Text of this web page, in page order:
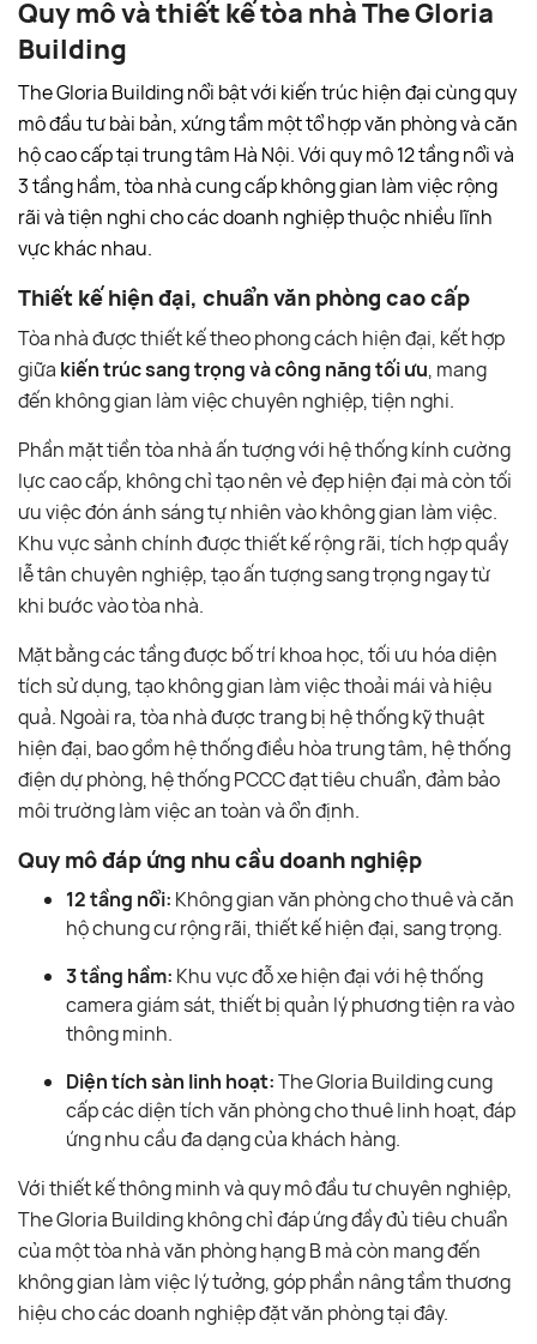
Quy mô và thiết kế tòa nhà The Gloria
Building
The Gloria Building nổi bật với kiến trúc hiện đại cùng quy
mô đầu tư bài bản, xứng tầm một tổ hợp văn phòng và căn
hộ cao cấp tại trung tâm Hà Nội. Với quy mô 12 tầng nổi và
3 tầng hầm, tòa nhà cung cấp không gian làm việc rộng
rãi và tiện nghi cho các doanh nghiệp thuộc nhiều lĩnh
vực khác nhau.
Thiết kế hiện đại, chuẩn văn phòng cao cấp
Tòa nhà được thiết kế theo phong cách hiện đại, kết hợp
giữa kiến trúc sang trọng và công năng tối ưu, mang
đến không gian làm việc chuyên nghiệp, tiện nghi.
Phần mặt tiền tòa nhà ấn tượng với hệ thống kính cường
lực cao cấp, không chỉ tạo nên vẻ đẹp hiện đại mà còn tối
ưu việc đón ánh sáng tự nhiên vào không gian làm việc.
Khu vực sảnh chính được thiết kế rộng rãi, tích hợp quầy
lễ tân chuyên nghiệp, tạo ấn tượng sang trọng ngay từ
khi bước vào tòa nhà.
Mặt bằng các tầng được bố trí khoa học, tối ưu hóa diện
tích sử dụng, tạo không gian làm việc thoải mái và hiệu
quả. Ngoài ra, tòa nhà được trang bị hệ thống kỹ thuật
hiện đại, bao gồm hệ thống điều hòa trung tâm, hệ thống
điện dự phòng, hệ thống PCCC đạt tiêu chuẩn, đảm bảo
môi trường làm việc an toàn và ổn định.
Quy mô đáp ứng nhu cầu doanh nghiệp
12 tầng nổi: Không gian văn phòng cho thuê và căn
hộ chung cư rộng rãi, thiết kế hiện đại, sang trọng.
3 tầng hầm: Khu vực đỗ xe hiện đại với hệ thống
camera giám sát, thiết bị quản lý phương tiện ra vào
thông minh.
Diện tích sàn linh hoạt:The Gloria Building cung
cấp các diện tích văn phòng cho thuê linh hoạt, đáp
ứng nhu cầu đa dạng của khách hàng.
Với thiết kế thông minh và quy mô đầu tư chuyên nghiệp,
The Gloria Building không chỉ đáp ứng đầy đủ tiêu chuẩn
của một tòa nhà văn phòng hạng B mà còn mang đến
không gian làm việc lý tưởng, góp phần nâng tầm thương
hiệu cho các doanh nghiệp đặt văn phòng tại đây.